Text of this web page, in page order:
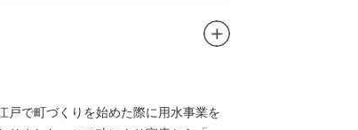
戸で町づくりを始めた際に用水事業を